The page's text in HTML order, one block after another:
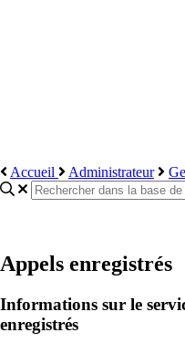
Accueil
Administrateur
Appels enregistrés
Informations sur le
enregistrés